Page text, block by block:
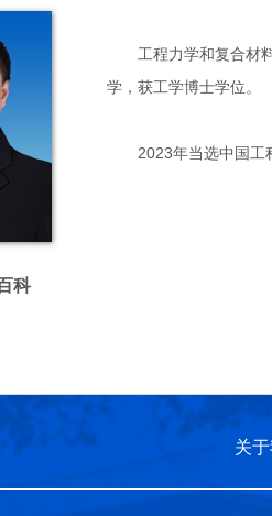
科
工程力学和复合材料
学，获工学博士学位。
2023年当选中国工
关